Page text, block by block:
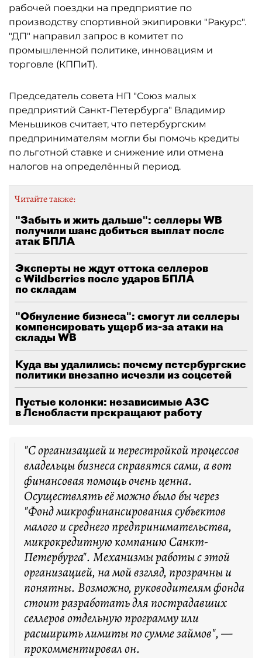
рабочей поездки на предприятие по
производству спортивной экипировки "Ракурс".
"ДП" направил запрос в комитет по
промышленной политике, инновациям и
торговле (КППиТ).
Председатель совета НП "Союз малых
предприятий Санкт-Петербурга" Владимир
Меньшиков считает, что петербургским
предпринимателям могли бы помочь кредиты
по льготной ставке и снижение или отмена
налогов на определённый период.
Читайте также:
"Забыть и жить дальше": селлеры WB
получили шанс добиться выплат после
атак БПЛА
Эксперты не ждут оттока селлеров
с Wildberries после ударов БПЛА
по складам
"Обнуление бизнеса": смогут ли селлеры
компенсировать ущерб из-за атаки на
склады WB
Куда вы удалились: почему петербургские
политики внезапно исчезли из соцсетей
Пустые колонки: независимые АЗС
в Ленобласти прекращают работу
"С организацией и перестройкой процессов
владельцы бизнеса справятся сами, а вот
финансовая помощь очень ценна.
Осуществлять её можно было бы через
"Фонд микрофинансирования субъектов
малого и среднего предпринимательства,
микрокредитную компанию Санкт-
Петербурга". Механизмы работы с этой
организацией, на мой взгляд, прозрачны и
понятны. Возможно, руководителям фонда
стоит разработать для пострадавших
селлеров отдельную программу или
расширить лимиты по сумме займов", —
прокомментировал он.